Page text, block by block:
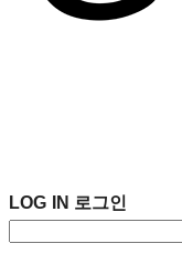
LOG IN 로그인